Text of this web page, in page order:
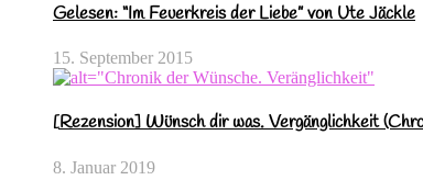
Gelesen: “Im Feuerkreis der Liebe” von Ute Jäckle
15. September 2015
[Rezension] Wünsch dir was. Vergänglichkeit
8. Januar 2019